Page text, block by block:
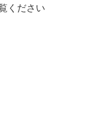
ください